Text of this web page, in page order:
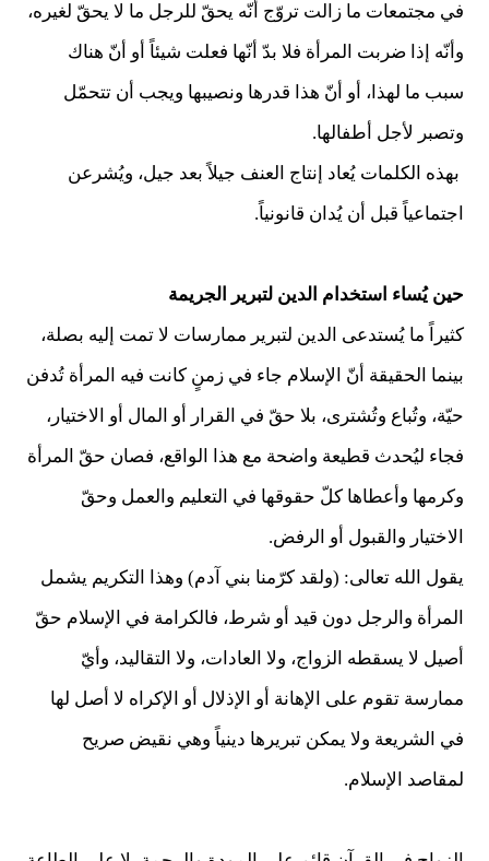
في مجتمعات ما زالت تروّج أنّه يحقّ للرجل ما لا يحقّ لغيره،
وأنّه إذا ضربت المرأة فلا بدّ أنّها فعلت شيئاً أو أنّ هناك
سبب ما لهذا، أو أنّ هذا قدرها ونصيبها ويجب أن تتحمّل
وتصبر لأجل أطفالها.
بهذه الكلمات يُعاد إنتاج العنف جيلاً بعد جيل، ويُشرعن
اجتماعياً قبل أن يُدان قانونياً.
حين يُساء استخدام الدين لتبرير الجريمة
كثيراً ما يُستدعى الدين لتبرير ممارسات لا تمت إليه بصلة،
بينما الحقيقة أنّ الإسلام جاء في زمنٍ كانت فيه المرأة تُدفن
حيّة، وتُباع وتُشترى، بلا حقّ في القرار أو المال أو الاختيار،
فجاء ليُحدث قطيعة واضحة مع هذا الواقع، فصان حقّ المرأة
وكرمها وأعطاها كلّ حقوقها في التعليم والعمل وحقّ
الاختيار والقبول أو الرفض.
يقول الله تعالى: (ولقد كرّمنا بني آدم) وهذا التكريم يشمل
المرأة والرجل دون قيد أو شرط، فالكرامة في الإسلام حقّ
أصيل لا يسقطه الزواج، ولا العادات، ولا التقاليد، وأيّ
ممارسة تقوم على الإهانة أو الإذلال أو الإكراه لا أصل لها
في الشريعة ولا يمكن تبريرها دينياً وهي نقيض صريح
لمقاصد الإسلام.